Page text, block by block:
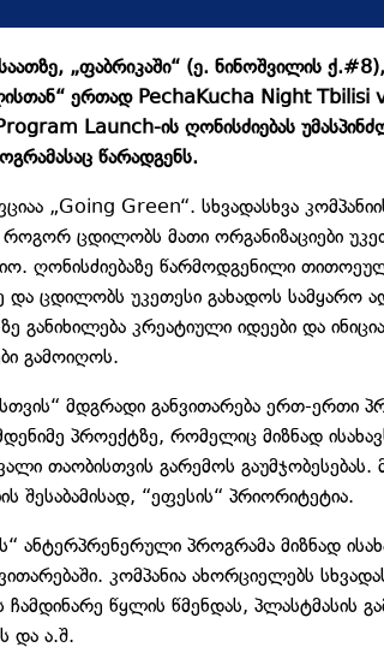
„ფაბრიკაში“ (ე. ნინოშვილის
ერთად PechaKucha Night
Launch-ის ღონისძიებას
წარადგენს.
„Going Green“. სხვადასხვა
ცდილობს მათი ორგანიზაციები
ღონისძიებაზე წარმოდგენილი
და ცდილობს უკეთესი გახადოს სამყარო
განიხილება კრეატიული იდეები და
გამოიღოს.
მდგრადი განვითარება ერთ-ერთი
პროექტზე, რომელიც მიზნად
თაობისთვის გარემოს
შესაბამისად, “ეფესის“ პრიორიტეტია.
ანტერპრენერული პროგრამა მიზნად
კომპანია ახორციელებს
წყლის წმენდას, პლასტმასის
და ა.შ.